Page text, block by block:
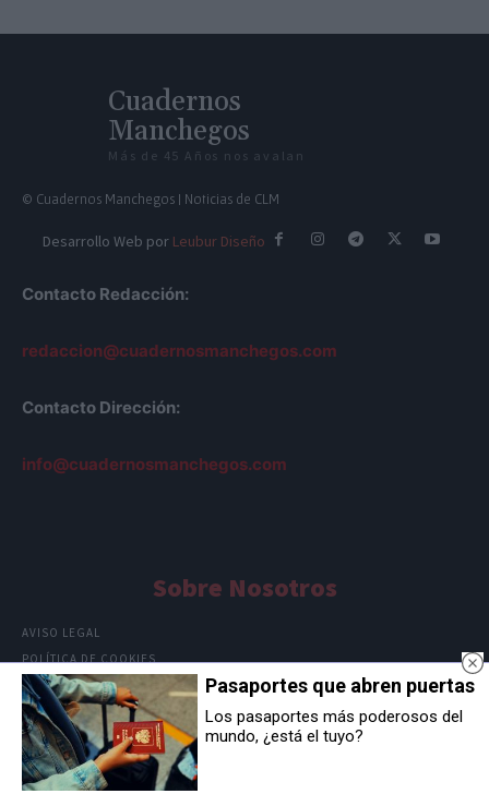
Cuadernos
Manchegos
Más de 45 Años nos avalan
© Cuadernos Manchegos | Noticias de CLM
Desarrollo Web por Leubur Diseño
Contacto Redacción:
redaccion@cuadernosmanchegos.com
Contacto Dirección:
info@cuadernosmanchegos.com
Sobre Nosotros
AVISO LEGAL
POLÍTICA DE COOKIES
POLÍTICA DE PRIVACIDAD
Pasaportes que abren puertas
Los pasaportes más poderosos del
mundo, ¿está el tuyo?